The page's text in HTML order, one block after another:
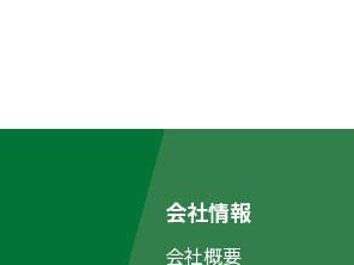
会社情報
会社概要